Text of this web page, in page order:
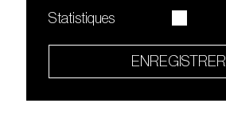
Le Sucre fait partie de
Quartier culturel et créatif
Statistiques
ENREGISTRER